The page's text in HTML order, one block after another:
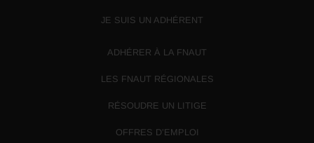
JE SUIS UN ADHÉRENT
ADHÉRER À LA FNAUT
LES FNAUT RÉGIONALES
RÉSOUDRE UN LITIGE
OFFRES D’EMPLOI